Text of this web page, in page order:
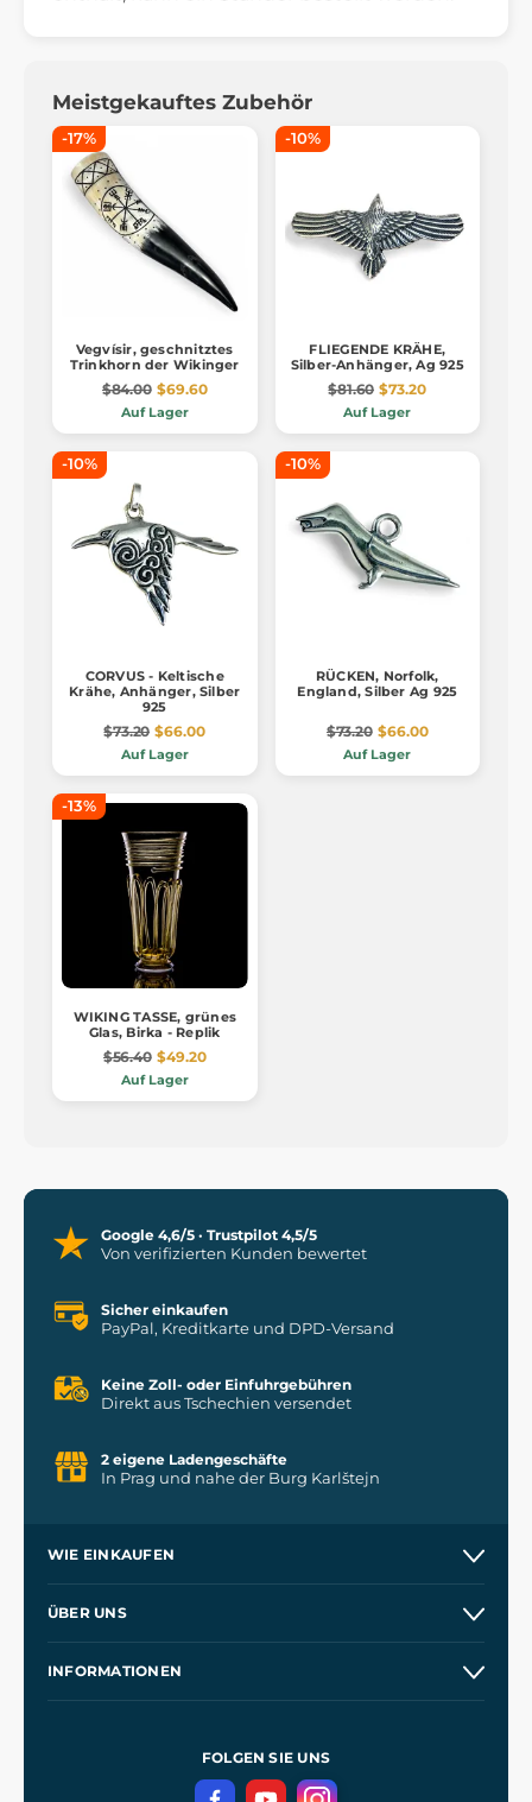
Meistgekauftes Zubehör
-17%
Vegvísir, geschnitztes
Trinkhorn der Wikinger
$84.00 $69.60
Auf Lager
-10%
FLIEGENDE KRÄHE,
Silber-Anhänger, Ag 925
$81.60 $73.20
Auf Lager
-10%
CORVUS - Keltische
Krähe, Anhänger, Silber
925
$73.20 $66.00
Auf Lager
-10%
RÜCKEN, Norfolk,
England, Silber Ag 925
$73.20 $66.00
Auf Lager
-13%
WIKING TASSE, grünes
Glas, Birka - Replik
$56.40 $49.20
Auf Lager
Google 4,6/5 · Trustpilot 4,5/5
Von verifizierten Kunden bewertet
Sicher einkaufen
PayPal, Kreditkarte und DPD-Versand
Keine Zoll- oder Einfuhrgebühren
Direkt aus Tschechien versendet
2 eigene Ladengeschäfte
In Prag und nahe der Burg Karlštejn
WIE EINKAUFEN
Kontakt
ÜBER UNS
INFORMATIONEN
DatenschutzerklärungFOLGEN SIE UNS